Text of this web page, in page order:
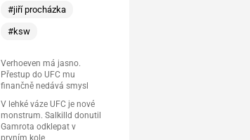
#jiří procházka
#ksw
Verhoeven má jasno.
Přestup do UFC mu
finančně nedává smysl
V lehké váze UFC je nové
monstrum. Salkilld donutil
Gamrota odklepat v